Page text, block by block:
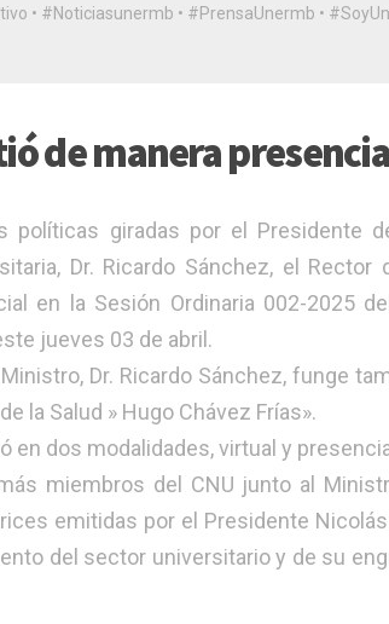
• #Noticiasunermb • #PrensaUnermb •
de manera
políticas giradas por el Presidente
Dr. Ricardo Sánchez, el Rector
en la Sesión Ordinaria 002-2025
jueves 03 de abril.
Dr. Ricardo Sánchez, funge
la Salud » Hugo Chávez Frías».
en dos modalidades, virtual y
miembros del CNU junto al
emitidas por el Presidente
del sector universitario y de su